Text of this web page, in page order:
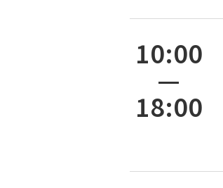
10:00
—
18:00